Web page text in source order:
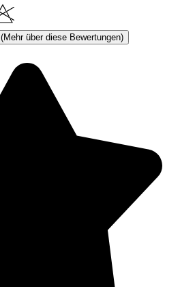
(Mehr über diese Bewertungen)